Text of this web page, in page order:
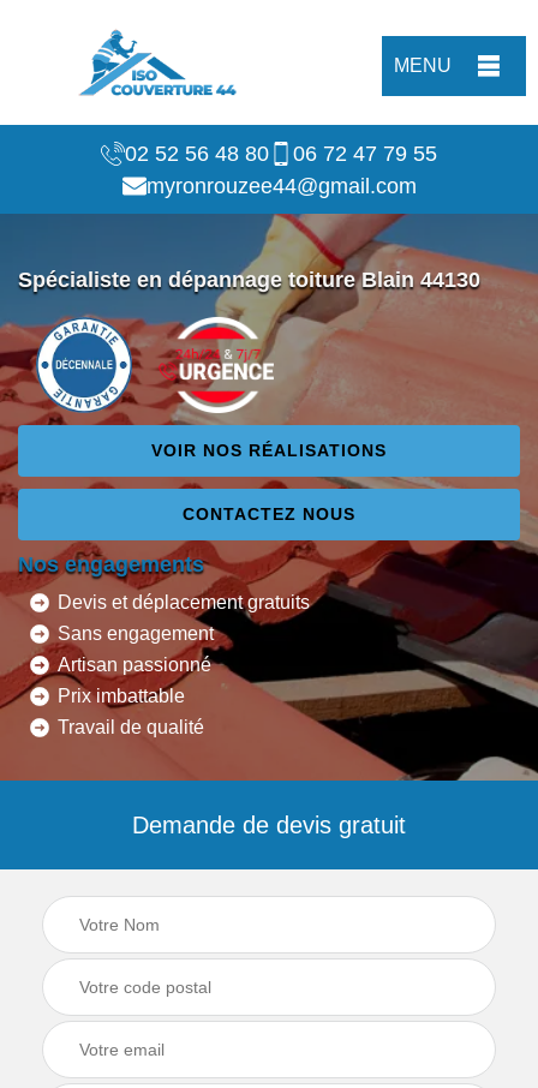
MENU
02 52 56 48 80
06 72 47 79 55
myronrouzee44@gmail.com
Spécialiste en dépannage toiture Blain 44130
VOIR NOS RÉALISATIONS
CONTACTEZ NOUS
Nos engagements
Devis et déplacement gratuits
Sans engagement
Artisan passionné
Prix imbattable
Travail de qualité
Demande de devis gratuit